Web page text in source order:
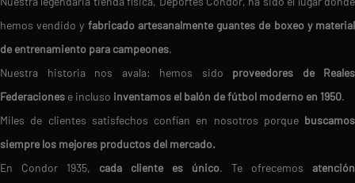
hemos vendido y fabricado artesanalmente guantes de boxeo y material
de entrenamiento para campeones.
Nuestra historia nos avala: hemos sido proveedores de Reales
Federaciones e incluso inventamos el balón de fútbol moderno en 1950.
Miles de clientes satisfechos confían en nosotros porque buscamos
siempre los mejores productos del mercado.
En Condor 1935, cada cliente es único. Te ofrecemos atención